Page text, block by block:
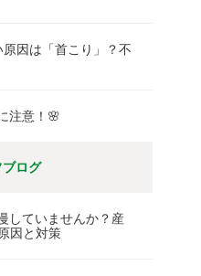
因は「首こり」？不
注意！🌸
ブログ
していませんか？産
因と対策